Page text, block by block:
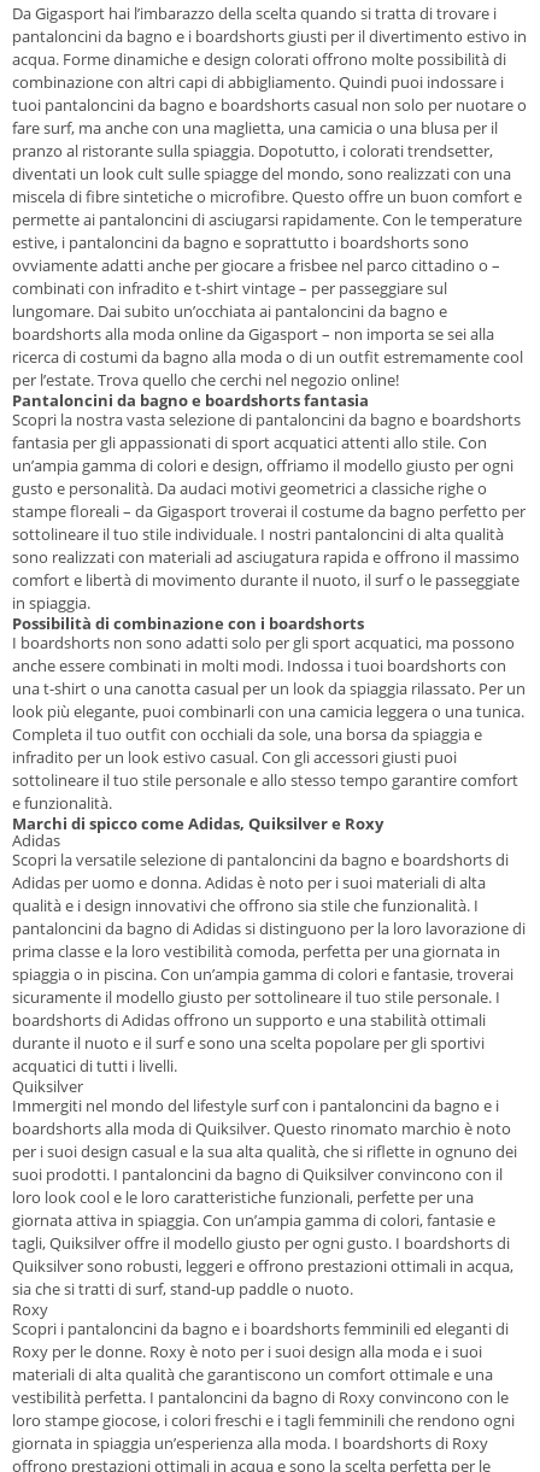
Da Gigasport hai l’imbarazzo della scelta quando si tratta di trovare i
pantaloncini da bagno e i boardshorts giusti per il divertimento estivo in
acqua. Forme dinamiche e design colorati offrono molte possibilità di
combinazione con altri capi di abbigliamento. Quindi puoi indossare i
tuoi pantaloncini da bagno e boardshorts casual non solo per nuotare o
fare surf, ma anche con una maglietta, una camicia o una blusa per il
pranzo al ristorante sulla spiaggia. Dopotutto, i colorati trendsetter,
diventati un look cult sulle spiagge del mondo, sono realizzati con una
miscela di fibre sintetiche o microfibre. Questo offre un buon comfort e
permette ai pantaloncini di asciugarsi rapidamente. Con le temperature
estive, i pantaloncini da bagno e soprattutto i boardshorts sono
ovviamente adatti anche per giocare a frisbee nel parco cittadino o –
combinati con infradito e t-shirt vintage – per passeggiare sul
lungomare. Dai subito un’occhiata ai pantaloncini da bagno e
boardshorts alla moda online da Gigasport – non importa se sei alla
ricerca di costumi da bagno alla moda o di un outfit estremamente cool
per l’estate. Trova quello che cerchi nel negozio online!
Pantaloncini da bagno e boardshorts fantasia
Scopri la nostra vasta selezione di pantaloncini da bagno e boardshorts
fantasia per gli appassionati di sport acquatici attenti allo stile. Con
un’ampia gamma di colori e design, offriamo il modello giusto per ogni
gusto e personalità. Da audaci motivi geometrici a classiche righe o
stampe floreali – da Gigasport troverai il costume da bagno perfetto per
sottolineare il tuo stile individuale. I nostri pantaloncini di alta qualità
sono realizzati con materiali ad asciugatura rapida e offrono il massimo
comfort e libertà di movimento durante il nuoto, il surf o le passeggiate
in spiaggia.
Possibilità di combinazione con i boardshorts
I boardshorts non sono adatti solo per gli sport acquatici, ma possono
anche essere combinati in molti modi. Indossa i tuoi boardshorts con
una t-shirt o una canotta casual per un look da spiaggia rilassato. Per un
look più elegante, puoi combinarli con una camicia leggera o una tunica.
Completa il tuo outfit con occhiali da sole, una borsa da spiaggia e
infradito per un look estivo casual. Con gli accessori giusti puoi
sottolineare il tuo stile personale e allo stesso tempo garantire comfort
e funzionalità.
Marchi di spicco come Adidas, Quiksilver e Roxy
Adidas
Scopri la versatile selezione di pantaloncini da bagno e boardshorts di
Adidas per uomo e donna. Adidas è noto per i suoi materiali di alta
qualità e i design innovativi che offrono sia stile che funzionalità. I
pantaloncini da bagno di Adidas si distinguono per la loro lavorazione di
prima classe e la loro vestibilità comoda, perfetta per una giornata in
spiaggia o in piscina. Con un’ampia gamma di colori e fantasie, troverai
sicuramente il modello giusto per sottolineare il tuo stile personale. I
boardshorts di Adidas offrono un supporto e una stabilità ottimali
durante il nuoto e il surf e sono una scelta popolare per gli sportivi
acquatici di tutti i livelli.
Quiksilver
Immergiti nel mondo del lifestyle surf con i pantaloncini da bagno e i
boardshorts alla moda di Quiksilver. Questo rinomato marchio è noto
per i suoi design casual e la sua alta qualità, che si riflette in ognuno dei
suoi prodotti. I pantaloncini da bagno di Quiksilver convincono con il
loro look cool e le loro caratteristiche funzionali, perfette per una
giornata attiva in spiaggia. Con un’ampia gamma di colori, fantasie e
tagli, Quiksilver offre il modello giusto per ogni gusto. I boardshorts di
Quiksilver sono robusti, leggeri e offrono prestazioni ottimali in acqua,
sia che si tratti di surf, stand-up paddle o nuoto.
Roxy
Scopri i pantaloncini da bagno e i boardshorts femminili ed eleganti di
Roxy per le donne. Roxy è noto per i suoi design alla moda e i suoi
materiali di alta qualità che garantiscono un comfort ottimale e una
vestibilità perfetta. I pantaloncini da bagno di Roxy convincono con le
loro stampe giocose, i colori freschi e i tagli femminili che rendono ogni
giornata in spiaggia un’esperienza alla moda. I boardshorts di Roxy
offrono prestazioni ottimali in acqua e sono la scelta perfetta per le